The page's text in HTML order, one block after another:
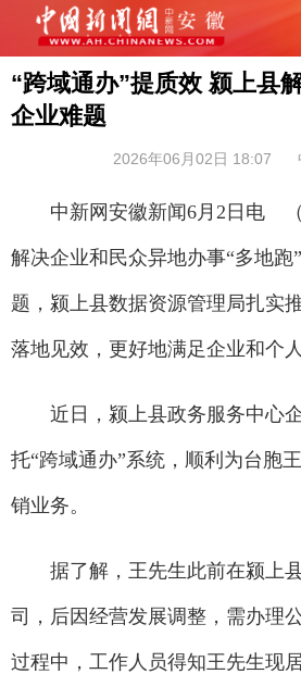
“跨域通办”提质效 颍上县
企业难题
2026年06月02日 18:07
中新网安徽新闻6月2日电 （
解决企业和民众异地办事“多地跑
题，颍上县数据资源管理局扎实
落地见效，更好地满足企业和个
近日，颍上县政务服务中心企
托“跨域通办”系统，顺利为台胞
销业务。
据了解，王先生此前在颍上县
司，后因经营发展调整，需办理
过程中，工作人员得知王先生现